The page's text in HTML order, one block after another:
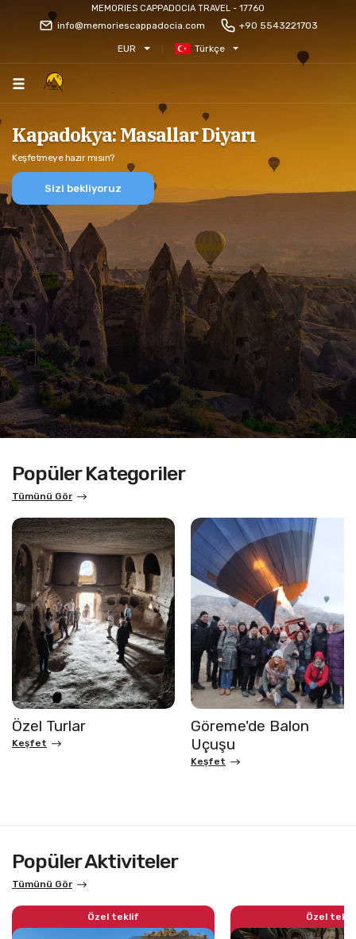
MEMORIES CAPPADOCIA TRAVEL - 17760
info@memoriescappadocia.com +90 5543221703
EUR Türkçe
Kapadokya: Masallar Diyarı
Keşfetmeye hazır mısın?
Sizi bekliyoruz
Popüler Kategoriler
Tümünü Gör
Özel Turlar
Keşfet
Göreme'de Balon
Uçuşu
Keşfet
Popüler Aktiviteler
Tümünü Gör
Özel teklif Özel